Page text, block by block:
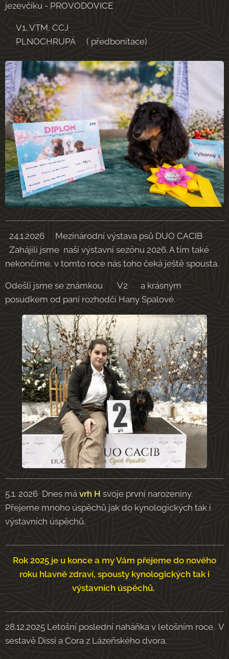
jezevčíku - PROVODOVICE
✨V1, VTM, CCJ✨
✨PLNOCHRUPÁ✨( předbonitace)
24.1.2026🐾Mezinárodní výstava psů DUO CACIB 🐾
Zahájili jsme naši výstavní sezónu 2026. A tím také
nekončíme, v tomto roce nás toho čeká ještě spousta.
Odešli jsme se známkou ✨ V2✨ a krásným
posudkem od paní rozhodčí Hany Spalové.
5.1. 2026 Dnes má vrh H svoje první narozeniny.
Přejeme mnoho úspěchů jak do kynologických tak i
výstavních úspěchů.
Rok 2025 je u konce a my Vám přejeme do nového
roku hlavně zdraví, spousty kynologických tak i
výstavních úspěchů.
28.12.2025 Letošní poslední naháňka v letošním roce. V
sestavě Dissi a Cora z Lázeňského dvora.